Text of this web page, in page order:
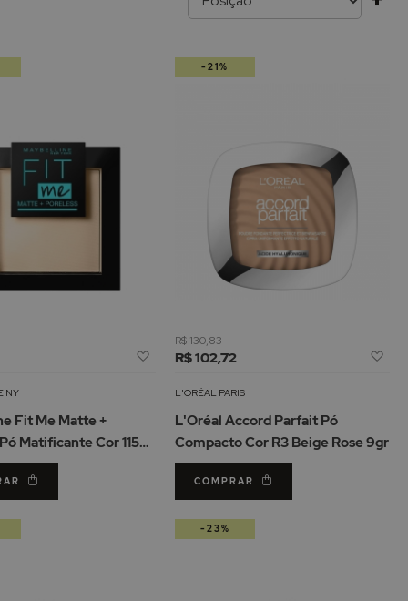
Adicionar
Lista
Desejos
NY
Fit Me Matte +
Matificante Cor 115
R$ 102,72
R$ 130,83
L'ORÉAL PARIS
L'Oréal Accord Parfait Pó
Compacto Cor R3 Beige Rose 9gr
COMPRAR
-21%
-23%